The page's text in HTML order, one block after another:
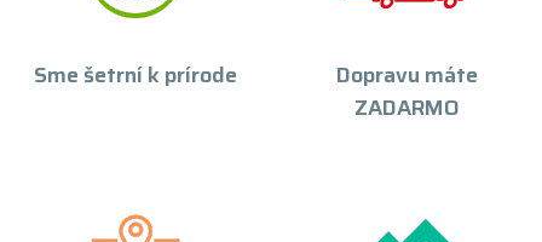
Sme šetrní k prírode
Dopravu máte
ZADARMO